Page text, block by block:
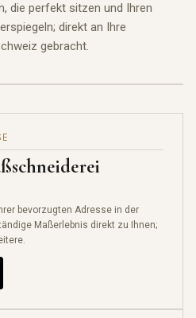
die perfekt sitzen und Ihren
direkt an Ihre
gebracht.
bevorzugten Adresse in der
Maßerlebnis direkt zu Ihnen;